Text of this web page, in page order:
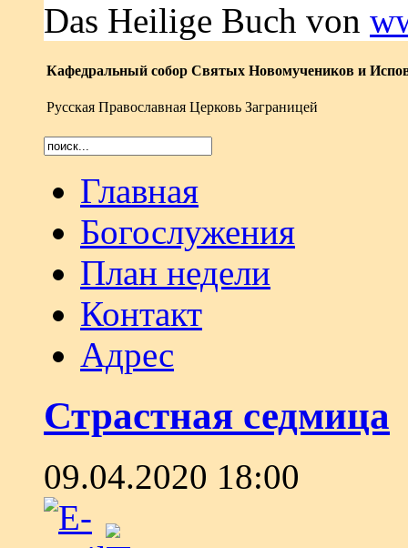
Das Heilige Buch von
Кафедральный собор Святых Новомучеников и
Русская Православная Церковь Заграницей
Главная
Богослужения
План недели
Контакт
Адрес
Страстная седмица
09.04.2020 18:00